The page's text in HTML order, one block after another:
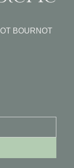
BOURNOT